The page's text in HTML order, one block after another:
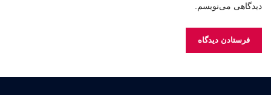
دیدگاهی می‌نویسم.